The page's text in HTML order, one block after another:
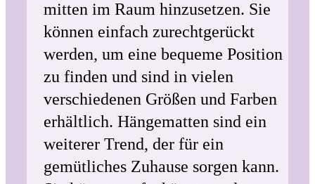
mitten im Raum hinzusetzen. Sie
können einfach zurechtgerückt
werden, um eine bequeme Position
zu finden und sind in vielen
verschiedenen Größen und Farben
erhältlich. Hängematten sind ein
weiterer Trend, der für ein
gemütliches Zuhause sorgen kann.